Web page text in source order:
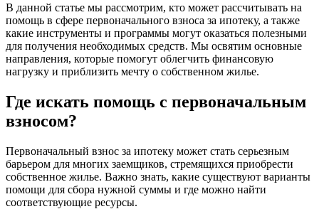
В данной статье мы рассмотрим, кто может рассчитывать на
помощь в сфере первоначального взноса за ипотеку, а также
какие инструменты и программы могут оказаться полезными
для получения необходимых средств. Мы освятим основные
направления, которые помогут облегчить финансовую
нагрузку и приблизить мечту о собственном жилье.
Где искать помощь с первоначальным
взносом?
Первоначальный взнос за ипотеку может стать серьезным
барьером для многих заемщиков, стремящихся приобрести
собственное жилье. Важно знать, какие существуют варианты
помощи для сбора нужной суммы и где можно найти
соответствующие ресурсы.